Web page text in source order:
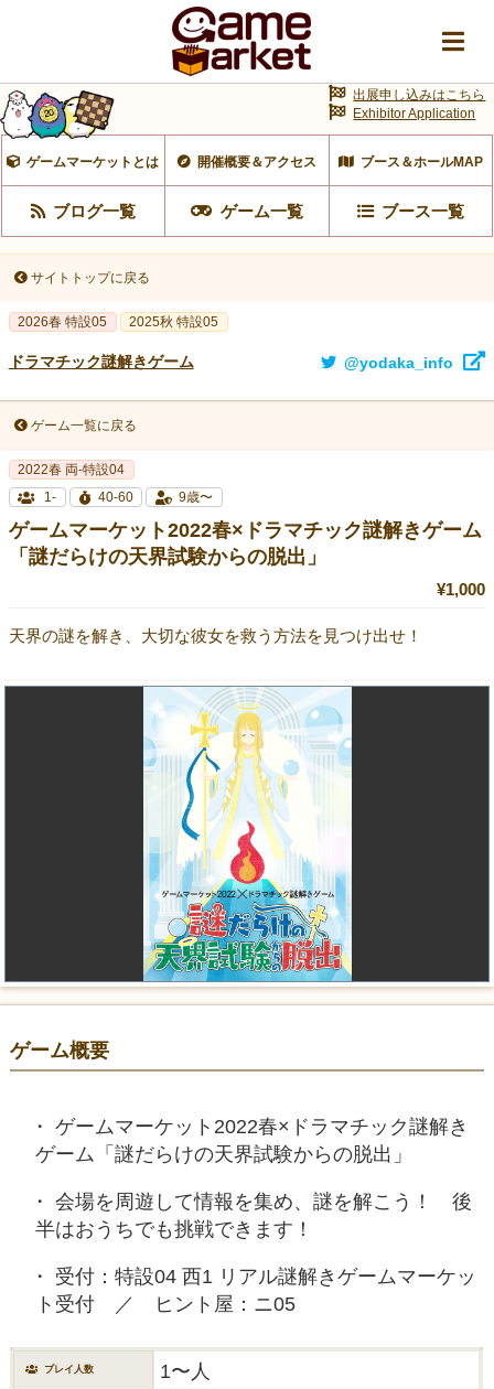
ゲームマーケットとは 開催概要＆アクセス ブース＆ホールMAP
ブログ一覧 ゲーム一覧 ブース一覧
出展申し込みはこちら
Exhibitor Application
サイトトップに戻る
2026春 特設05 2025秋 特設05
ドラマチック謎解きゲーム @yodaka_info
ゲーム一覧に戻る
2022春 両-特設04
1-
40-60 9歳〜
ゲームマーケット2022春×ドラマチック謎解きゲーム
「謎だらけの天界試験からの脱出」
¥1,000
天界の謎を解き、大切な彼女を救う方法を見つけ出せ！
ゲーム概要
ゲームマーケット2022春×ドラマチック謎解き
ゲーム「謎だらけの天界試験からの脱出」
会場を周遊して情報を集め、謎を解こう！ 後
半はおうちでも挑戦できます！
受付：特設04 西1 リアル謎解きゲームマーケッ
ト受付 ／ ヒント屋：ニ05
プレイ人数 1〜人